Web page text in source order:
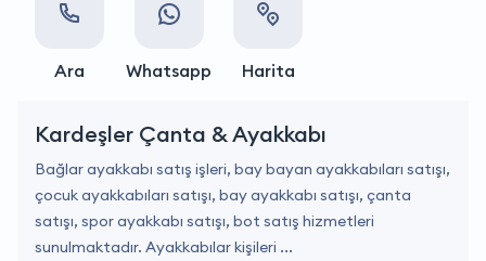
Ara Whatsapp Harita
Kardeşler Çanta & Ayakkabı
Bağlar ayakkabı satış işleri, bay bayan ayakkabıları satışı,
çocuk ayakkabıları satışı, bay ayakkabı satışı, çanta
satışı, spor ayakkabı satışı, bot satış hizmetleri
sunulmaktadır. Ayakkabılar kişileri ...